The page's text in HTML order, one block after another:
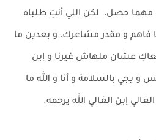
مهما حصل، لكن اللي أنتِ طلباه
فاهم و مقدر مشاعرك، و بعدين ما
عشان ملهاش غيرنا و إبن
و يجي بالسلامة و أنا و الله ما
إبن الغالي الله يرحمه.